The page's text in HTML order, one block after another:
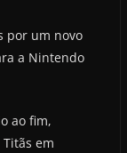
por um novo
a Nintendo
ao fim,
em